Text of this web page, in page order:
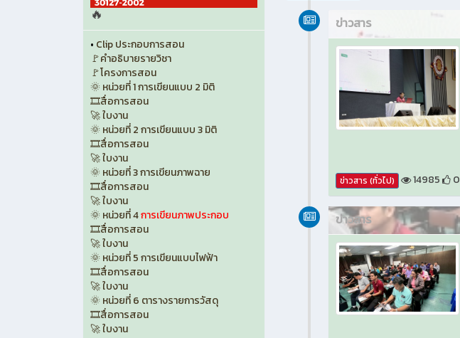
🔥
• Clip ประกอบการสอน
🚩คำอธิบายรายวิชา
🚩โครงการสอน
🌞 หน่วยที่ 1 การเขียนแบบ 2 มิติ
🎞️สื่อการสอน
🚀 ใบงาน
🌞 หน่วยที่ 2 การเขียนแบบ 3 มิติ
🎞️สื่อการสอน
🚀 ใบงาน
🌞 หน่วยที่ 3 การเขียนภาพฉาย
🎞️สื่อการสอน
🚀 ใบงาน
🌞 หน่วยที่ 4การเขียนภาพประกอบ
🎞️สื่อการสอน
🚀 ใบงาน
🌞 หน่วยที่ 5 การเขียนแบบไฟฟ้า
🎞️สื่อการสอน
🚀 ใบงาน
🌞 หน่วยที่ 6 ตารางรายการวัสดุ
🎞️สื่อการสอน
🚀 ใบงาน
ข่าวสาร
ข่าวสาร (ทั่วไป) 14985 0
ข่าวสาร